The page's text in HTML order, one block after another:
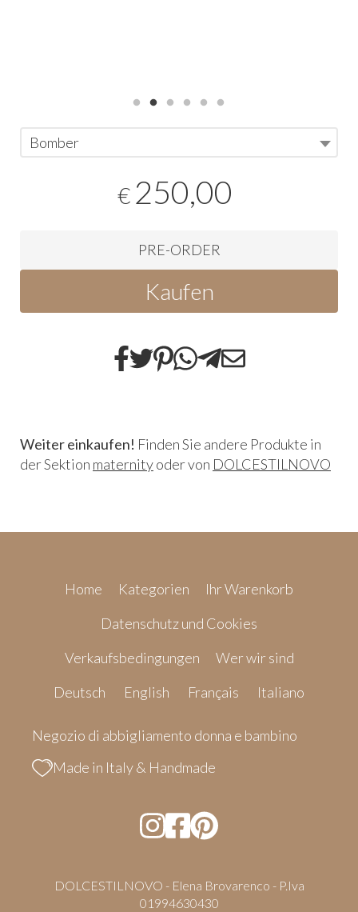
Bomber
€ 250,00
PRE-ORDER
Kaufen
Weiter einkaufen! Finden Sie andere Produkte in
der Sektion maternityoder von DOLCESTILNOVO
Home Kategorien
Ihr Warenkorb
Datenschutz und Cookies
Verkaufsbedingungen
Wer wir sind
Deutsch
English Français Italiano
Negozio di abbigliamento donna e bambino
Made in Italy & Handmade
DOLCESTILNOVO - Elena Brovarenco - P.Iva
01994630430